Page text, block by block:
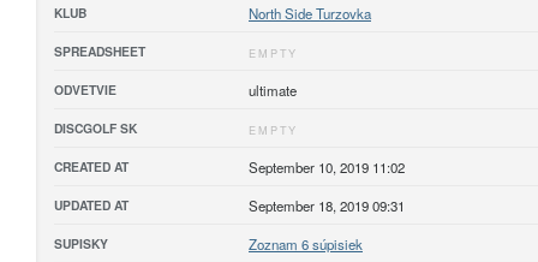
KLUB North Side Turzovka
SPREADSHEET EMPTY
ODVETVIE ultimate
DISCGOLF SK EMPTY
CREATED AT September 10, 2019 11:02
UPDATED AT September 18, 2019 09:31
SUPISKY Zoznam 6 súpisiek